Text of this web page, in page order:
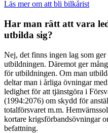
Läs mer om att bli bilkårist
Har man rätt att vara
utbilda sig?
Nej, det finns ingen lag som
utbildningen. Däremot ger
för utbildningen. Om man
deltar man i årliga övningar
ledighet för att tjänstgöra i
(1994:2076) om skydd för
totalförsvaret m.m.
kortare krigsförbandsövningar
befattning.